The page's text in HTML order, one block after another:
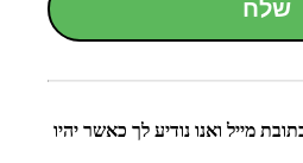
שלח
מייל ואנו נודיע לך כאשר יהיו